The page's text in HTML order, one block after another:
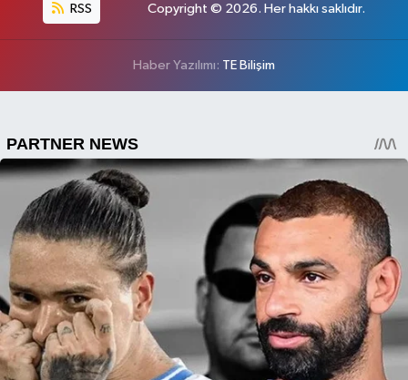
RSS Copyright © 2026. Her hakkı saklıdır.
Haber Yazılımı: TE Bilişim